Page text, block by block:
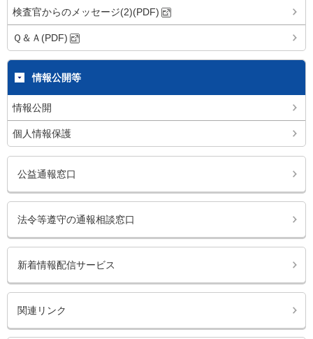
検査官からのメッセージ(2)(PDF)
Ｑ＆Ａ(PDF)
情報公開等
情報公開
個人情報保護
公益通報窓口
法令等遵守の通報相談窓口
新着情報配信サービス
関連リンク